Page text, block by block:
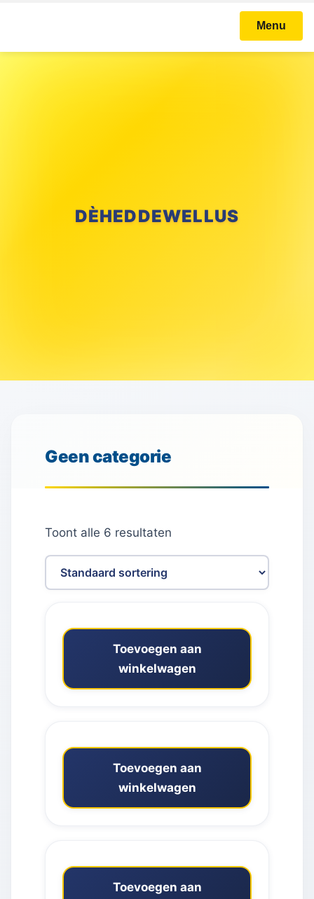
Menu
DÈHEDDEWELLUS
Geen categorie
Toont alle 6 resultaten
Toevoegen aan
winkelwagen
Toevoegen aan
winkelwagen
Toevoegen aan